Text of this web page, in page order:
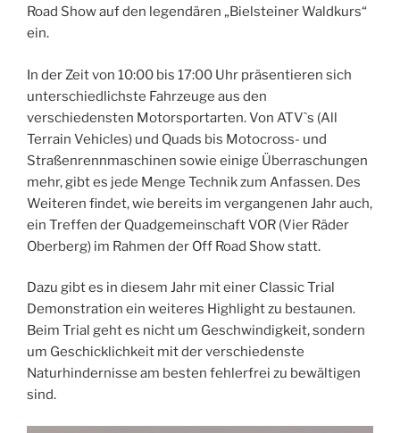
Road Show auf den legendären „Bielsteiner Waldkurs“
ein.
In der Zeit von 10:00 bis 17:00 Uhr präsentieren sich
unterschiedlichste Fahrzeuge aus den
verschiedensten Motorsportarten. Von ATV`s (All
Terrain Vehicles) und Quads bis Motocross- und
Straßenrennmaschinen sowie einige Überraschungen
mehr, gibt es jede Menge Technik zum Anfassen. Des
Weiteren findet, wie bereits im vergangenen Jahr auch,
ein Treffen der Quadgemeinschaft VOR (Vier Räder
Oberberg) im Rahmen der Off Road Show statt.
Dazu gibt es in diesem Jahr mit einer Classic Trial
Demonstration ein weiteres Highlight zu bestaunen.
Beim Trial geht es nicht um Geschwindigkeit, sondern
um Geschicklichkeit mit der verschiedenste
Naturhindernisse am besten fehlerfrei zu bewältigen
sind.